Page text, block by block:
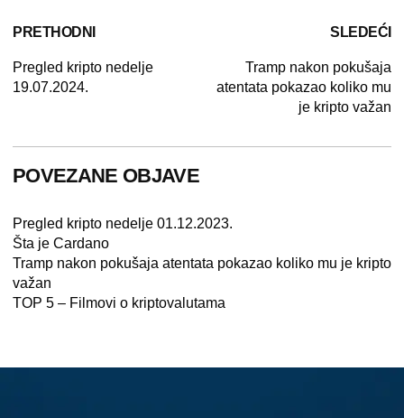
PRETHODNI
Pregled kripto nedelje
19.07.2024.
SLEDEĆI
Tramp nakon pokušaja
atentata pokazao koliko mu
je kripto važan
POVEZANE OBJAVE
Pregled kripto nedelje 01.12.2023.
Šta je Cardano
Tramp nakon pokušaja atentata pokazao koliko mu je kripto
važan
TOP 5 – Filmovi o kriptovalutama